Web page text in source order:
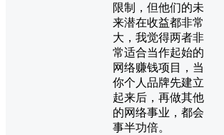
限制，但他们的未
来潜在收益都非常
大，我觉得两者非
常适合当作起始的
网络赚钱项目，当
你个人品牌先建立
起来后，再做其他
的网络事业，都会
事半功倍。